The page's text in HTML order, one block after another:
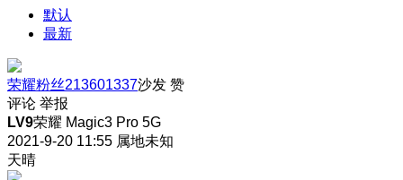
默认
最新
荣耀粉丝213601337沙发 赞
评论 举报
LV9荣耀 Magic3 Pro 5G
2021-9-20 11:55 属地未知
天晴